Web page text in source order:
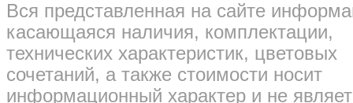
Вся представленная на сайте
касающаяся наличия, комплектации,
технических характеристик, цветовых
сочетаний, а также стоимости носит
информационный характер и не